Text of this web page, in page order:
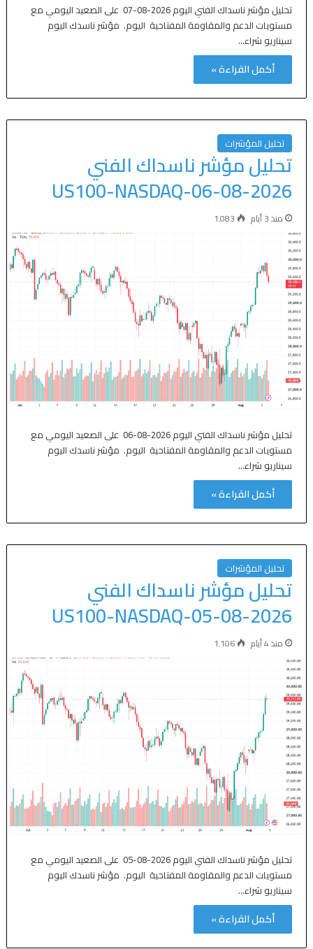
تحليل مؤشر ناسداك الفني اليوم 2026-08-07 على الصعيد اليومي مع
مستويات الدعم والمقاومة المفتاحية اليوم. مؤشر ناسدك اليوم
سيناريو شراء…
أكمل القراءة »
تحليل المؤشرات
تحليل مؤشر ناسداك الفني
US100-NASDAQ-06-08-2026
منذ 3 أيام 1٬083
تحليل مؤشر ناسداك الفني اليوم 2026-08-06 على الصعيد اليومي مع
مستويات الدعم والمقاومة المفتاحية اليوم. مؤشر ناسدك اليوم
سيناريو شراء…
أكمل القراءة »
تحليل المؤشرات
تحليل مؤشر ناسداك الفني
US100-NASDAQ-05-08-2026
منذ 4 أيام 1٬106
تحليل مؤشر ناسداك الفني اليوم 2026-08-05 على الصعيد اليومي مع
مستويات الدعم والمقاومة المفتاحية اليوم. مؤشر ناسدك اليوم
سيناريو شراء…
أكمل القراءة »